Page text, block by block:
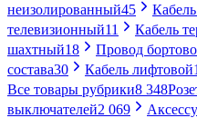
неизолированный45
телевизионный11 Кабель
шахтный18 Провод
состава30 Кабель лифтовой
Все товары рубрики8 348
выключателей2 069